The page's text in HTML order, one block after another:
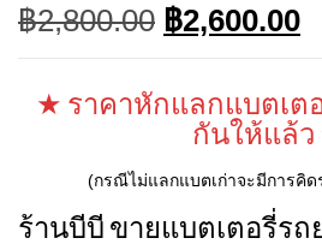
฿2,800.00 Original
price
was:
฿2,800.00.
฿2,600.00
★ ราคาหักแลกแบตเต
กันให้แล้
(กรณีไม่แลกแบตเก่าจะมีการคิด
ร้านบีบี ขายแบตเตอรี่ร